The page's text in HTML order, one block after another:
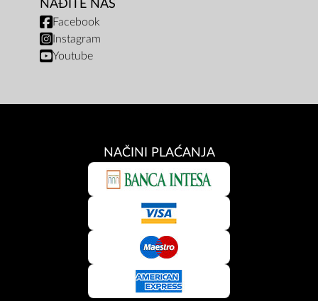
NAĐITE NAS
Facebook
Instagram
Youtube
NAČINI PLAĆANJA